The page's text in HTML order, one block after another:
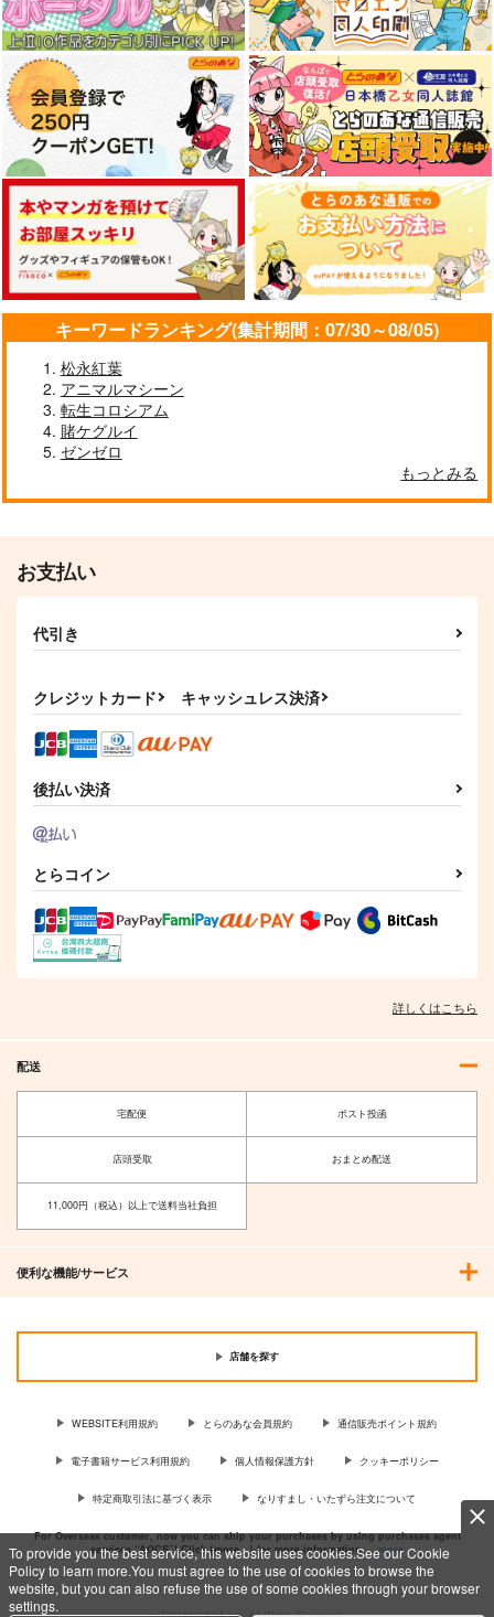
To provide you the best service, this website uses cookies.See our Cookie
Policy to learn more.You must agree to the use of cookies to browse the
website, but you can also refuse the use of some cookies through your browser
settings.
キーワードランキング(集計期間：07/30～08/05)
松永紅葉
アニマルマシーン
転生コロシアム
賭ケグルイ
ゼンゼロ
もっとみる
お支払い
代引き
クレジットカード キャッシュレス決済
後払い決済
とらコイン
詳しくはこちら
配送
宅配便 ポスト投函
店頭受取 おまとめ配送
11,000円（税込）以上で送料当社負担
便利な機能/サービス
店舗を探す
WEBSITE利用規約 とらのあな会員規約 通信販売ポイント規約
電子書籍サービス利用規約 個人情報保護方針 クッキーポリシー
特定商取引法に基づく表示 なりすまし・いたずら注文について
For Overseas customer, now you can ship your purchases by using purchases agent
services “AOCS”! Click {more…} for more information …more